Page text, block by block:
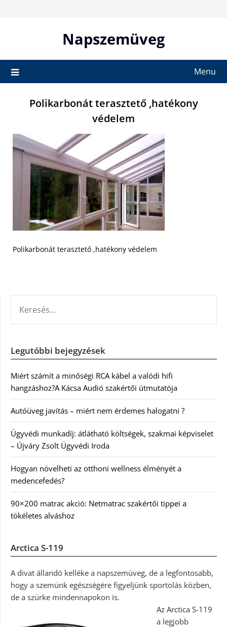
Napszemüveg
Menu
Polikarbonát terasztető ,hatékony
védelem
Polikarbonát terasztető ,hatékony védelem
Legutóbbi bejegyzések
Miért számít a minőségi RCA kábel a valódi hifi
hangzáshoz?A Kácsa Audió szakértői útmutatója
Autóüveg javítás – miért nem érdemes halogatni ?
Ügyvédi munkadíj: átlátható költségek, szakmai képviselet
– Újváry Zsolt Ügyvédi Iroda
Hogyan növelheti az otthoni wellness élményét a
medencefedés?
90×200 matrac akció: Netmatrac szakértői tippei a
tökéletes alváshoz
Arctica S-119
A divat állandó kelléke a napszemüveg, de a legfontosabb,
hogy a szemünk egészségére figyeljünk sportolás közben,
de a szürke mindennapokon is.
Az Arctica S-119
a legjobb